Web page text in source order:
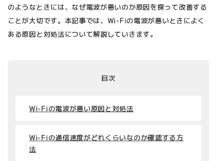
のようなときには、なぜ電波が悪いのか原因を探って改善する
ことが大切です。本記事では、Wi-Fiの電波が悪いときによく
ある原因と対処法について解説していきます。
目次
Wi-Fiの電波が悪い原因と対処法
Wi-Fiの通信速度がどれくらいなのか確認する方
法